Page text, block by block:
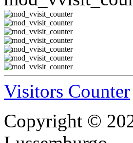
Visitors Counter
Copyright ©